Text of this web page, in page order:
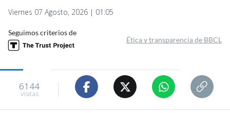
Viernes 07 Agosto, 2026 | 01:05
Seguimos criterios de
Ética y transparencia de BBCL
6144
visitas